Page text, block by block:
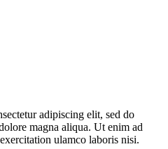
adipiscing elit, sed do
magna aliqua. Ut enim ad
ulamco laboris nisi.